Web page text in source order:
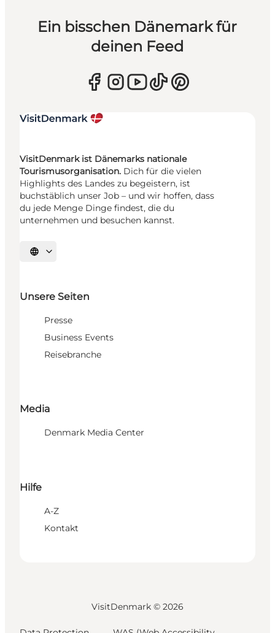
Ein bisschen Dänemark für
deinen Feed
VisitDenmark ist Dänemarks nationale
Tourismusorganisation. Dich für die vielen
Highlights des Landes zu begeistern, ist
buchstäblich unser Job – und wir hoffen, dass
du jede Menge Dinge findest, die du
unternehmen und besuchen kannst.
Sprache auswählen
Unsere Seiten
Presse
Business Events
Reisebranche
Media
Denmark Media Center
Hilfe
A-Z
Kontakt
VisitDenmark © 2026